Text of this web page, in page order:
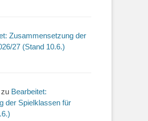
Zusammensetzung der
27 (Stand 10.6.)
zu Bearbeitet:
der Spielklassen für